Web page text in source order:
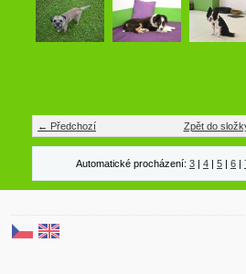
← Předchozí Zpět do
Automatické procházení: 3 | 4 | 5 | 6 |